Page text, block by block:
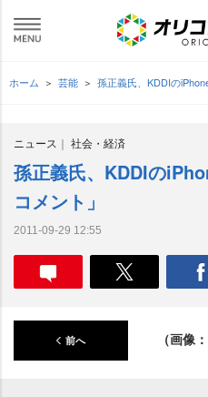
ホーム 芸能 孫正義氏、KDDIの
ニュース 社会・経済
孫正義氏、KDDIの
コメント」
2011-09-29 12:55
前へ （画像